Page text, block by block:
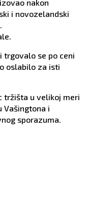
nakon
i novozelandski
trgovalo se po ceni
oslabilo za isti
tržišta u velikoj meri
Vašingtona i
sporazuma.